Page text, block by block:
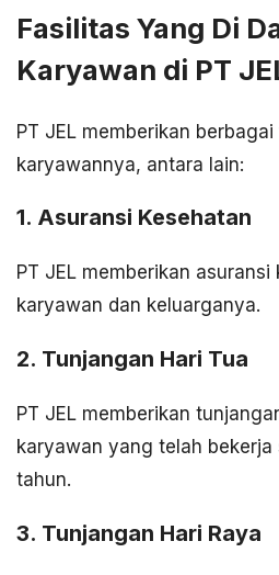
Fasilitas Yang Di
Karyawan di PT
PT JEL memberikan
karyawannya, antara lain:
1. Asuransi Kesehatan
PT JEL memberikan
karyawan dan keluarganya.
2. Tunjangan Hari Tua
PT JEL memberikan
karyawan yang telah bekerja
tahun.
3. Tunjangan Hari Raya